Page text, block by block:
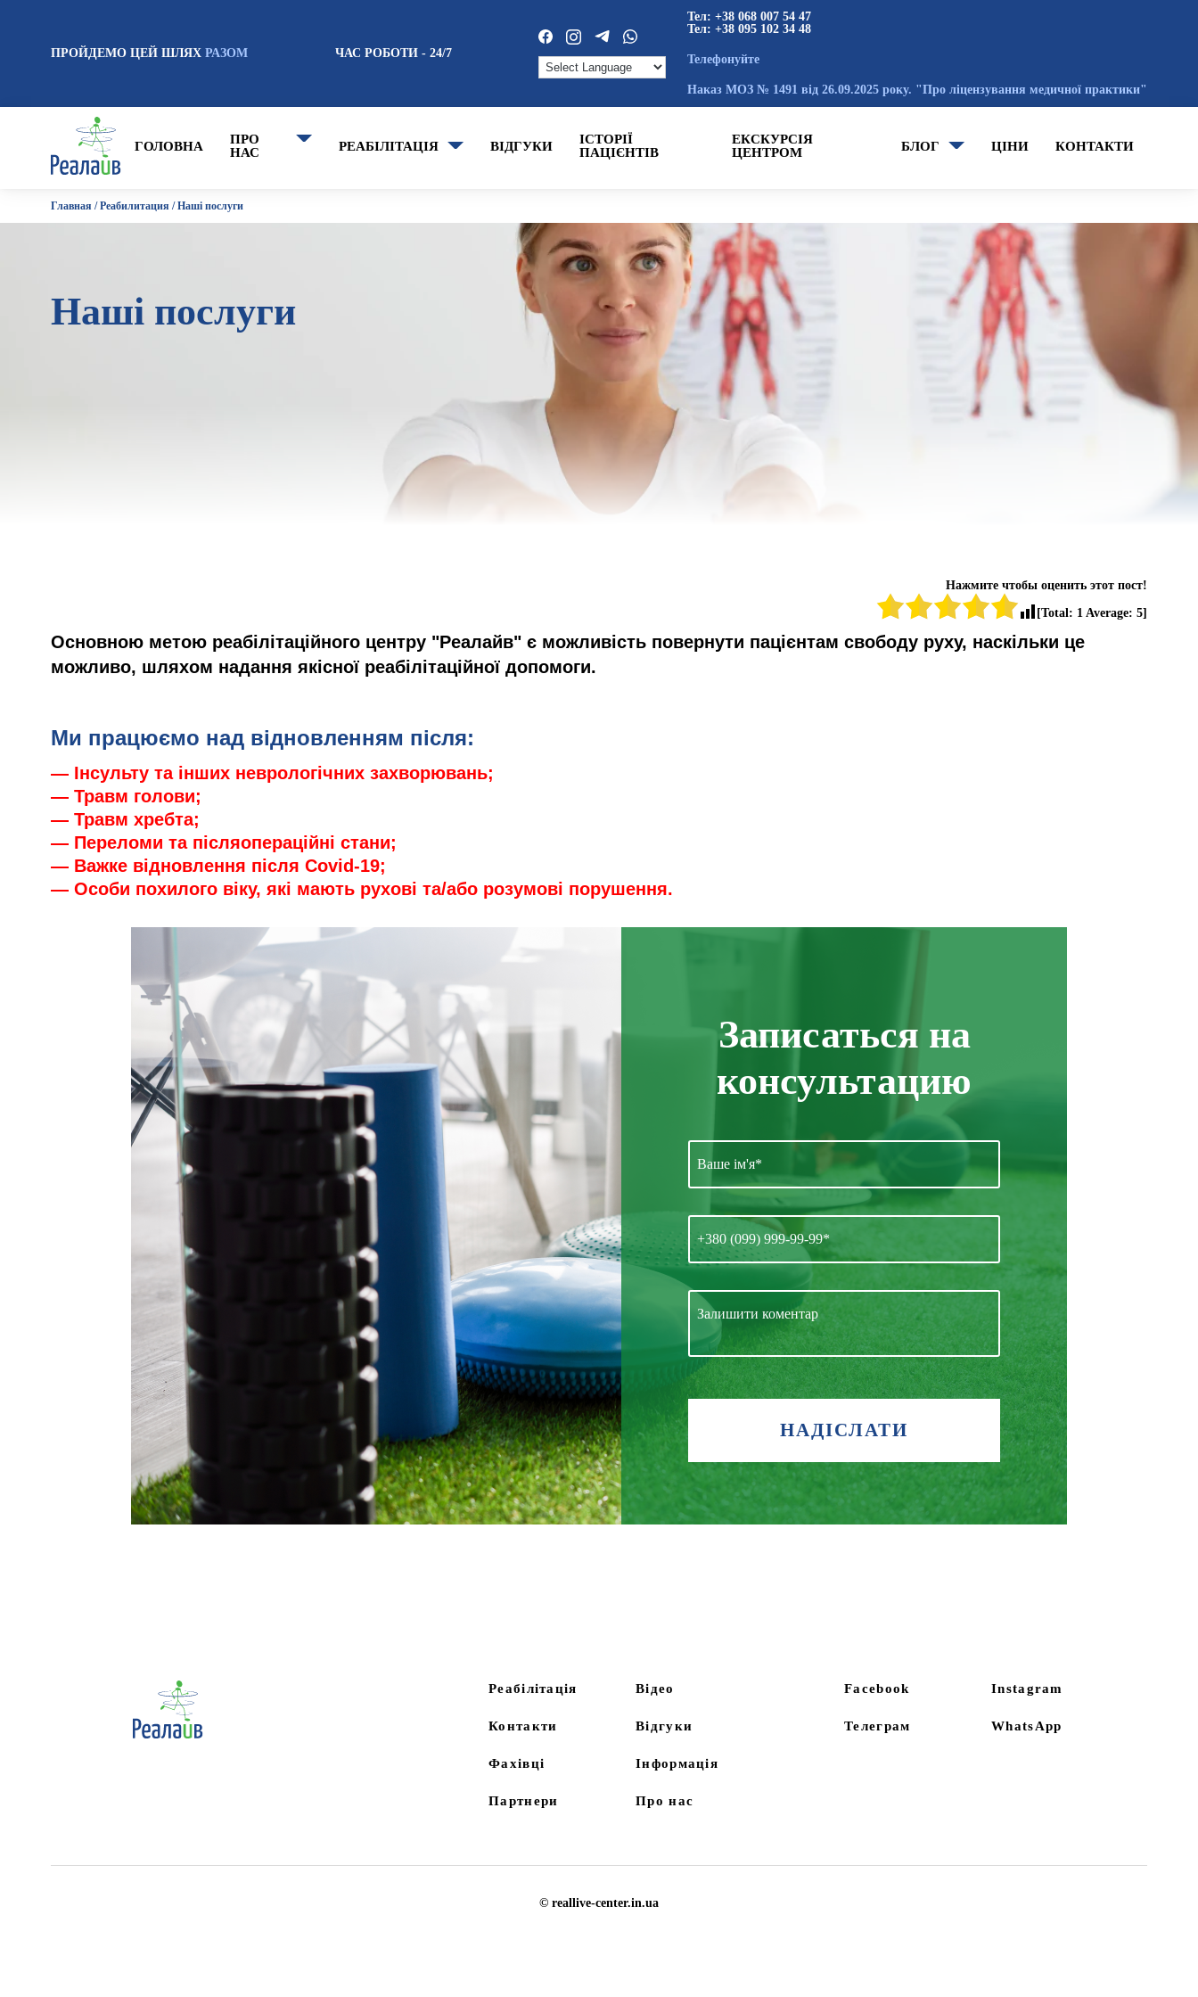
ПРОЙДЕМО ЦЕЙ ШЛЯХ РАЗОМ ЧАС РОБОТИ - 24/7
Тел: +38 068 007 54 47
Тел: +38 095 102 34 48
Телефонуйте
Наказ МОЗ № 1491 від 26.09.2025 року. "Про ліцензування медичної практики"
ГОЛОВНА
ПРО
НАС
РЕАБІЛІТАЦІЯ ВІДГУКИ
ІСТОРІЇ
ПАЦІЄНТІВ
ЕКСКУРСІЯ
ЦЕНТРОМ
БЛОГ ЦІНИ КОНТАКТИ
Главная /Реабилитация /Наші послуги
Наші послуги
Нажмите чтобы оценить этот пост!
[Total: 1 Average: 5]
Основною метою реабілітаційного центру "Реалайв" є можливість повернути пацієнтам свободу руху, наскільки це
можливо, шляхом надання якісної реабілітаційної допомоги.
Ми працюємо над відновленням після:
— Інсульту та інших неврологічних захворювань;
— Травм голови;
— Травм хребта;
— Переломи та післяопераційні стани;
— Важке відновлення після Covid-19;
— Особи похилого віку, які мають рухові та/або розумові порушення.
Записаться на
консультацию
Реабілітація Відео
Контакти Відгуки
Фахівці Інформація
Партнери Про нас
Facebook Instagram
Телеграм WhatsApp
© reallive-center.in.ua